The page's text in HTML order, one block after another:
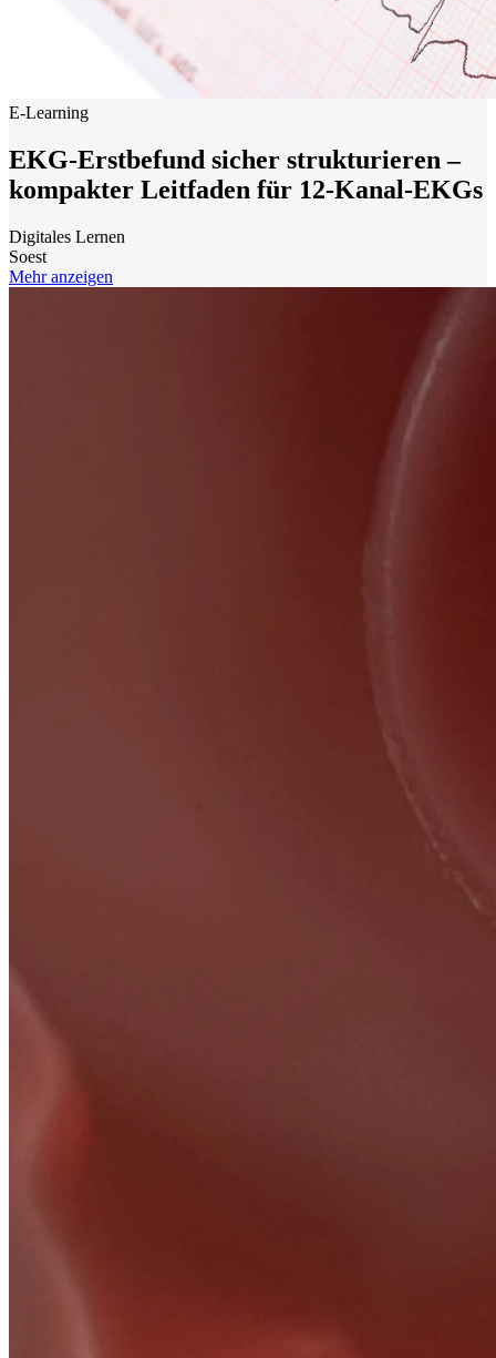
E-Learning
EKG-Erstbefund sicher strukturieren –
kompakter Leitfaden für 12-Kanal-EKGs
Digitales Lernen
Soest
Mehr anzeigen